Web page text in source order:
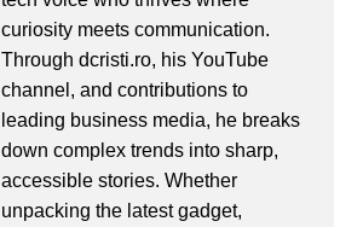
curiosity meets communication.
Through dcristi.ro, his YouTube
channel, and contributions to
leading business media, he breaks
down complex trends into sharp,
accessible stories. Whether
unpacking the latest gadget,